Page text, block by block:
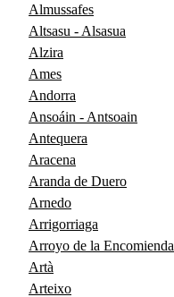
Almussafes
Altsasu - Alsasua
Alzira
Ames
Andorra
Ansoáin - Antsoain
Antequera
Aracena
Aranda de Duero
Arnedo
Arrigorriaga
Arroyo de la Encomienda
Artà
Arteixo